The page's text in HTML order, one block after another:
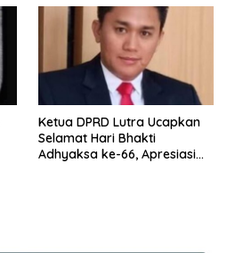
Ketua DPRD Lutra Ucapkan
Selamat Hari Bhakti
Adhyaksa ke-66, Apresiasi